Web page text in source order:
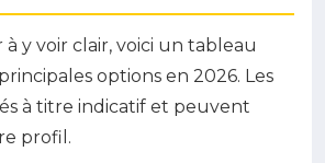
à y voir clair, voici un tableau
options en 2026. Les
à titre indicatif et peuvent
profil.